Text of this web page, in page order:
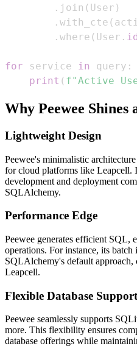
. join ( User )
. with_cte (
. where ( User . id
for service in query :
print ( f"Active
Why Peewee Shines
Lightweight Design
Peewee's minimalistic
for cloud platforms like Leapcell.
development and deployment
SQLAlchemy.
Performance Edge
Peewee generates efficient SQL,
operations. For instance, its
SQLAlchemy's default
Leapcell.
Flexible Database Support
Peewee seamlessly supports
more. This flexibility ensures
database offerings while